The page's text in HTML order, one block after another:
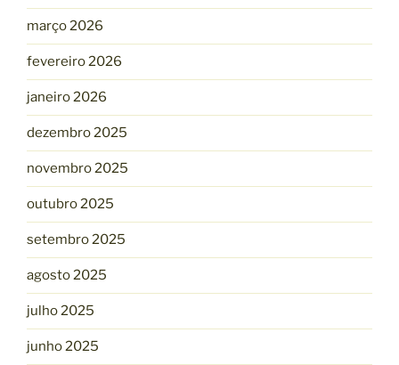
março 2026
fevereiro 2026
janeiro 2026
dezembro 2025
novembro 2025
outubro 2025
setembro 2025
agosto 2025
julho 2025
junho 2025